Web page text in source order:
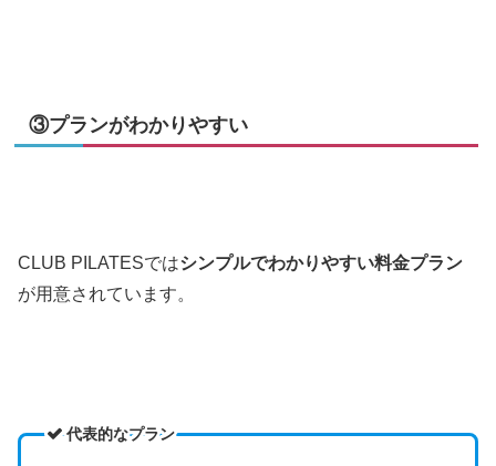
③プランがわかりやすい
CLUB PILATESではシンプルでわかりやすい料金プラン
が用意されています。
代表的なプラン